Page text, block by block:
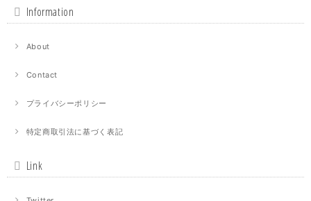
Information
About
Contact
プライバシーポリシー
特定商取引法に基づく表記
Link